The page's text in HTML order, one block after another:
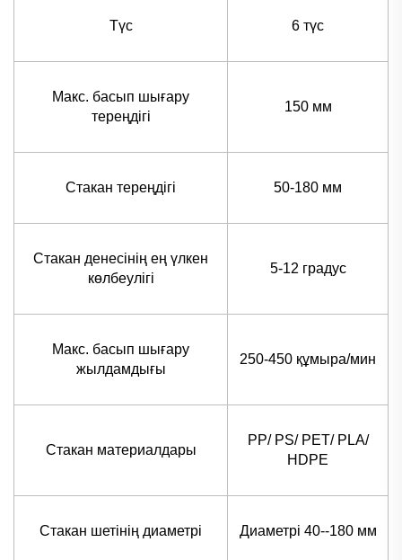
Түс 6 түс
Макс. басып шығару
тереңдігі
150 мм
Стакан тереңдігі 50-180 мм
Стакан денесінің ең үлкен
көлбеулігі
5-12 градус
Макс. басып шығару
жылдамдығы
250-450 құмыра/мин
Стакан материалдары
PP/ PS/ PET/ PLA/
HDPE
Стакан шетінің диаметрі Диаметрі 40--180 мм